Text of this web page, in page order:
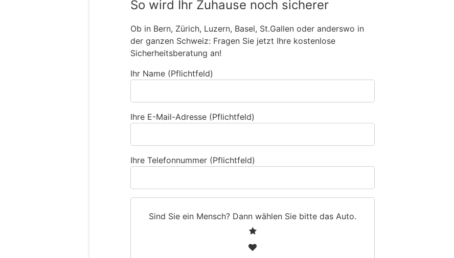
So wird Ihr Zuhause noch sicherer
Ob in Bern, Zürich, Luzern, Basel, St.Gallen oder anderswo in
der ganzen Schweiz: Fragen Sie jetzt Ihre kostenlose
Sicherheitsberatung an!
Ihr Name (Pflichtfeld)
Ihre E-Mail-Adresse (Pflichtfeld)
Ihre Telefonnummer (Pflichtfeld)
Sind Sie ein Mensch? Dann wählen Sie bitte das Auto.